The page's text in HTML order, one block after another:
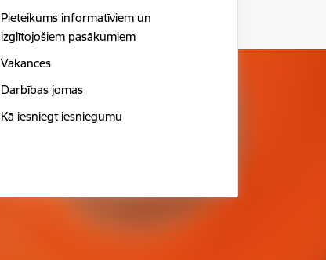
Pieteikums informatīviem un
izglītojošiem pasākumiem
Vakances
Darbības jomas
Kā iesniegt iesniegumu